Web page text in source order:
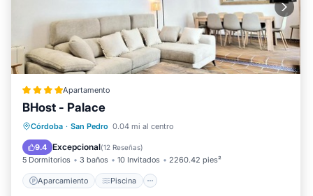
Apartamento
BHost - Palace
Córdoba · San Pedro 0.04 mi al centro
9.4 Excepcional(12 Reseñas)
5 Dormitorios 3 baños 10 Invitados 2260.42 pies²
Aparcamiento Piscina
Aparcamiento
Piscina
Balcón/Terraza